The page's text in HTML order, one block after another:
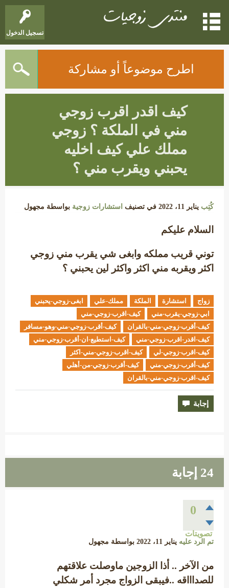
تسجيل الدخول
اطرح موضوعاً أو مشاركة
كيف اقدر اقرب زوجي
مني في الملكة ؟ زوجي
مملك علي كيف اخليه
يحبني ويقرب مني ؟
كُتِب يناير 11، 2022 في تصنيف استشارات زوجية بواسطة مجهول
السلام عليكم
توني قريب مملكه وابغى شي يقرب مني زوجي
اكثر ويقربه مني اكثر واكثر لين يحبني ؟
زواج استشارة الملكة مملك-علي
ابغى-زوجي-يحبني
ابي-زوجي-يقرب-مني
كيف-اقرب-زوجي-مني
كيف-أقرب-زوجي-مني-بالقران
كيف-أقرب-زوجي-مني-وهو-مسافر
كيف-اقدر-اقرب-زوجي-مني
كيف-استطيع-ان-أقرب-زوجي-مني
كيف-اقرب-زوجي-لي
كيف-اقرب-زوجي-مني-اكثر
كيف-أقرب-زوجي-مني
كيف-أقرب-زوجي-من-أهلي
كيف-اقرب-زوجي-مني-بالقران
24 إجابة
0
تصويتات
تم الرد عليه يناير 11، 2022 بواسطة مجهول
من الآخر .. أذا الزوجين ماوصلت علاقتهم
للصداااقه ..فيبقى الزواج مجرد أمر شكلي